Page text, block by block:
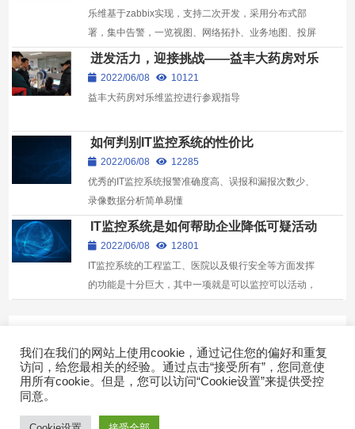
乐维基于zabbix实现，支持二次开发，采用分布式部
署，集中告警，一览视图、网络拓扑、业务地图、投屏
视图、图形视图各类视图等。
迸发活力，迎接挑战——益丰大药房对乐
维监控参观指导
2022/06/08
10121
益丰大药房对乐维监控进行参观指导
如何判别IT监控系统的性价比
2022/06/08
12285
优秀的IT监控系统报警准确度高、误报和漏报次数少、
录像数据分析简单易懂
IT监控系统是如何帮助企业降低可疑活动
的发生率
2022/06/08
12801
IT监控系统的工程监工、医院以及银行安全等方面发挥
的功能是十分巨大，其中一项就是可以监控可以活动，
快速导航
我们在我们的网站上使用cookie，通过记住您的偏好和重复
访问，给您最相关的经验。通过点击“接受所有”，您同意使
用所有cookie。但是，您可以访问“Cookie设置”来提供受控
同意。